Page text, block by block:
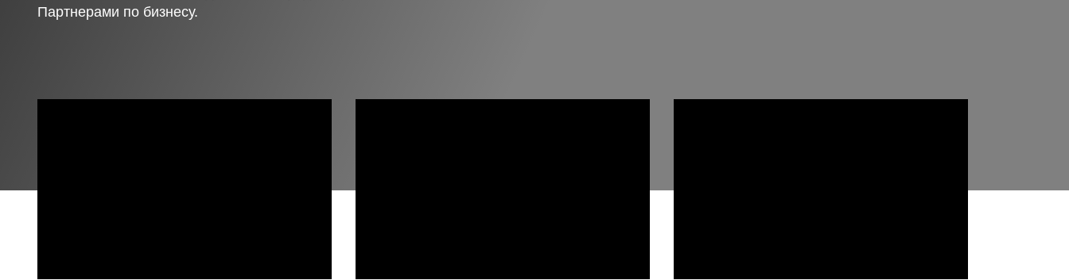
Партнерами по бизнесу.